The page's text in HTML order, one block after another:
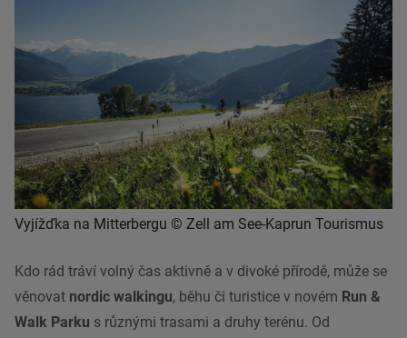
Vyjížďka na Mitterbergu © Zell am See-Kaprun Tourismus
Kdo rád tráví volný čas aktivně a v divoké přírodě, může se
věnovat nordic walkingu, běhu či turistice v novém Run &
Walk Parku s různými trasami a druhy terénu. Od